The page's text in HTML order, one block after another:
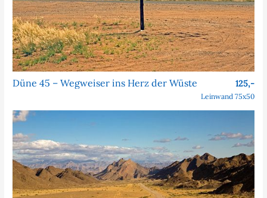
Düne 45 – Wegweiser ins Herz der Wüste 125,-
Leinwand 75x50